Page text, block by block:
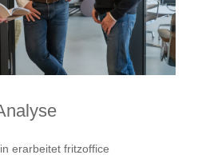
erarbeitet fritzoffice